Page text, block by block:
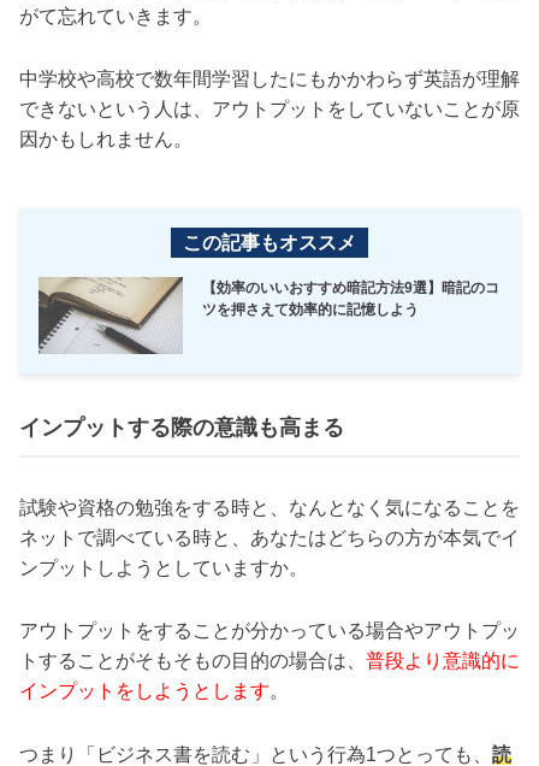
がて忘れていきます。
中学校や高校で数年間学習したにもかかわらず英語が理解
できないという人は、アウトプットをしていないことが原
因かもしれません。
この記事もオススメ
【効率のいいおすすめ暗記方法9選】暗記のコ
ツを押さえて効率的に記憶しよう
インプットする際の意識も高まる
試験や資格の勉強をする時と、なんとなく気になることを
ネットで調べている時と、あなたはどちらの方が本気でイ
ンプットしようとしていますか。
アウトプットをすることが分かっている場合やアウトプッ
トすることがそもそもの目的の場合は、 普段より意識的に
インプットをしようとします。
つまり「ビジネス書を読む」という行為1つとっても、 読